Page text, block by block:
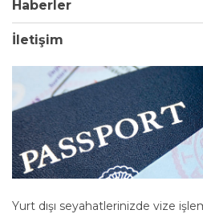
Haberler
İletişim
Yurt dışı seyahatlerinizde vize